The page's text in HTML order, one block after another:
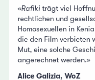
«Rafiki trägt viel
rechtlichen und
Homosexuellen in
die den Film verbieten
Mut, eine solche
angerechnet werden.»
Alice Galizia, WoZ